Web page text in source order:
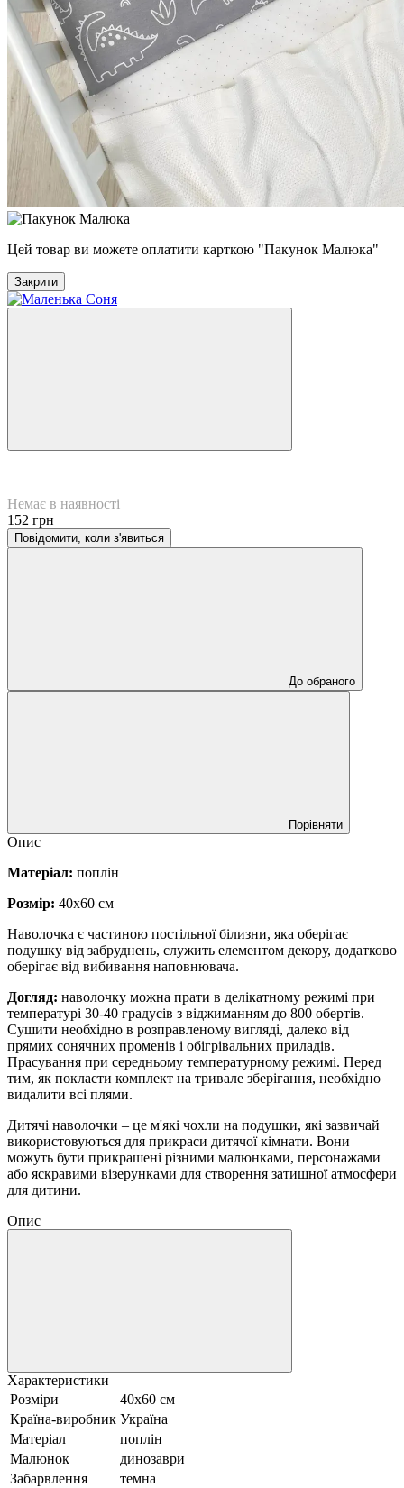
Цей товар ви можете оплатити карткою "Пакунок Малюка"
Закрити
Немає в наявності
152 грн
Повідомити, коли з'явиться
До обраного
Порівняти
Опис
Матеріал: поплін
Розмір: 40х60 см
Наволочка є частиною постільної білизни, яка оберігає
подушку від забруднень, служить елементом декору, додатково
оберігає від вибивання наповнювача.
Догляд: наволочку можна прати в делікатному режимі при
температурі 30-40 градусів з віджиманням до 800 обертів.
Сушити необхідно в розправленому вигляді, далеко від
прямих сонячних променів і обігрівальних приладів.
Прасування при середньому температурному режимі. Перед
тим, як покласти комплект на тривале зберігання, необхідно
видалити всі плями.
Дитячі наволочки – це м'які чохли на подушки, які зазвичай
використовуються для прикраси дитячої кімнати. Вони
можуть бути прикрашені різними малюнками, персонажами
або яскравими візерунками для створення затишної атмосфери
для дитини.
Опис
Характеристики
Розміри
40x60 см
Країна-виробник Україна
Матеріал
поплін
Малюнок
динозаври
Забарвлення
темна